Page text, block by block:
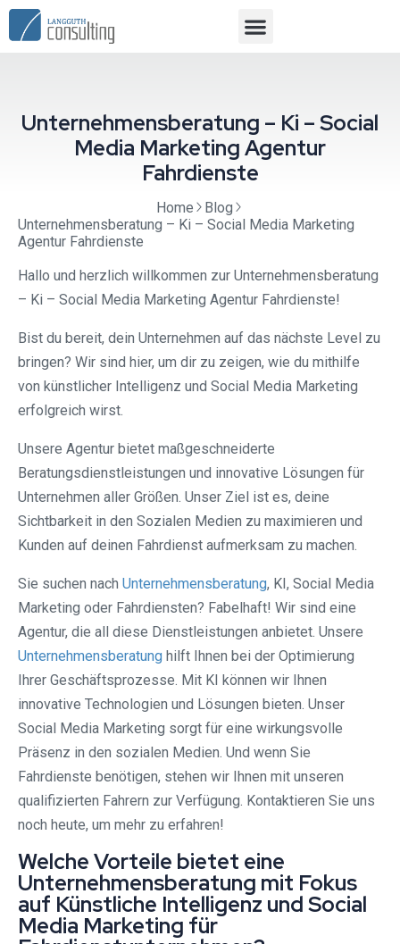
Unternehmensberatung – Ki – Social
Media Marketing Agentur
Fahrdienste
Home
Blog
Unternehmensberatung – Ki – Social Media Marketing
Agentur Fahrdienste
Hallo und herzlich willkommen zur Unternehmensberatung
– Ki – Social Media Marketing Agentur Fahrdienste!
Bist du bereit, dein Unternehmen auf das nächste Level zu
bringen? Wir sind hier, um dir zu zeigen, wie du mithilfe
von künstlicher Intelligenz und Social Media Marketing
erfolgreich wirst.
Unsere Agentur bietet maßgeschneiderte
Beratungsdienstleistungen und innovative Lösungen für
Unternehmen aller Größen. Unser Ziel ist es, deine
Sichtbarkeit in den Sozialen Medien zu maximieren und
Kunden auf deinen Fahrdienst aufmerksam zu machen.
Sie suchen nach Unternehmensberatung, KI, Social Media
Marketing oder Fahrdiensten? Fabelhaft! Wir sind eine
Agentur, die all diese Dienstleistungen anbietet. Unsere
Unternehmensberatung hilft Ihnen bei der Optimierung
Ihrer Geschäftsprozesse. Mit KI können wir Ihnen
innovative Technologien und Lösungen bieten. Unser
Social Media Marketing sorgt für eine wirkungsvolle
Präsenz in den sozialen Medien. Und wenn Sie
Fahrdienste benötigen, stehen wir Ihnen mit unseren
qualifizierten Fahrern zur Verfügung. Kontaktieren Sie uns
noch heute, um mehr zu erfahren!
Welche Vorteile bietet eine
Unternehmensberatung mit Fokus
auf Künstliche Intelligenz und Social
Media Marketing für